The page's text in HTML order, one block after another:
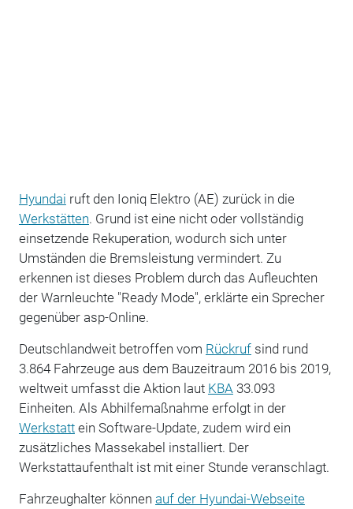
Hyundai ruft den Ioniq Elektro (AE) zurück in die
Werkstätten. Grund ist eine nicht oder vollständig
einsetzende Rekuperation, wodurch sich unter
Umständen die Bremsleistung vermindert. Zu
erkennen ist dieses Problem durch das Aufleuchten
der Warnleuchte "Ready Mode", erklärte ein Sprecher
gegenüber asp-Online.
Deutschlandweit betroffen vom Rückrufsind rund
3.864 Fahrzeuge aus dem Bauzeitraum 2016 bis 2019,
weltweit umfasst die Aktion laut KBA 33.093
Einheiten. Als Abhilfemaßnahme erfolgt in der
Werkstattein Software-Update, zudem wird ein
zusätzliches Massekabel installiert. Der
Werkstattaufenthalt ist mit einer Stunde veranschlagt.
Fahrzeughalter können auf der Hyundai-Webseite